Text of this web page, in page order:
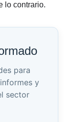
lo contrario.
para
y
sector